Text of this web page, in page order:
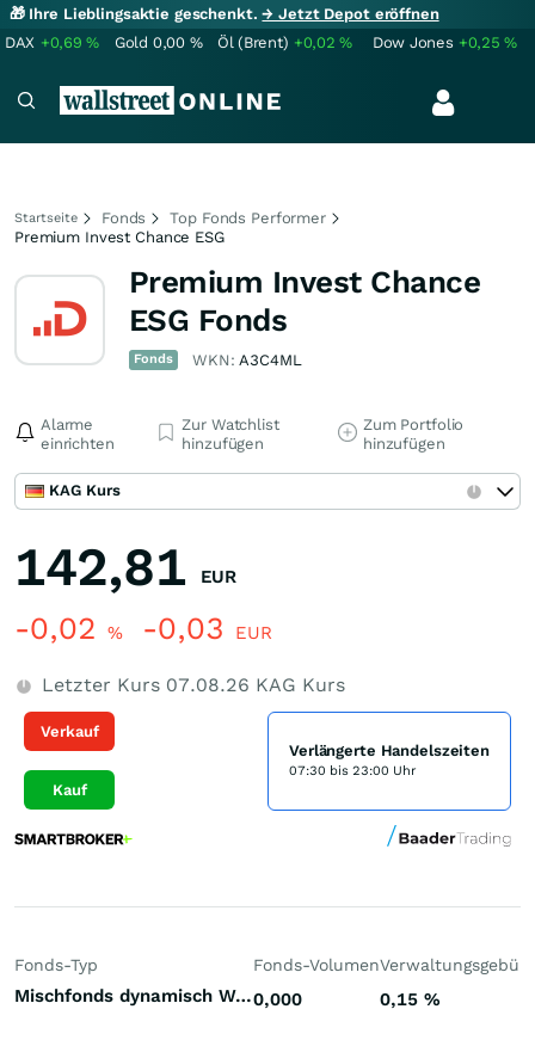
🎁 Ihre Lieblingsaktie geschenkt.→ Jetzt Depot eröffnen
DAX +0,69% Gold 0,00 % Öl (Brent) +0,02% Dow Jones +0,25%
Startseite Fonds
Top Fonds Performer
Premium Invest Chance ESG
Premium Invest Chance
ESG Fonds
Fonds WKN:A3C4ML
Alarme
einrichten
Zur Watchlist
hinzufügen
Zum Portfolio
hinzufügen
KAG Kurs
142,81 EUR
-0,02 % -0,03 EUR
Letzter Kurs 07.08.26 KAG Kurs
Verkauf
Kauf
Verlängerte Handelszeiten
07:30 bis 23:00 Uhr
Fonds-Typ
Mischfonds dynamisch Welt
Fonds-Volumen
0,000 0,15 %